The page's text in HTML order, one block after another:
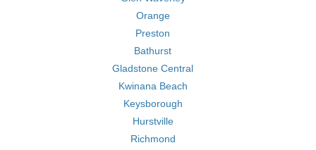
Orange
Preston
Bathurst
Gladstone Central
Kwinana Beach
Keysborough
Hurstville
Richmond